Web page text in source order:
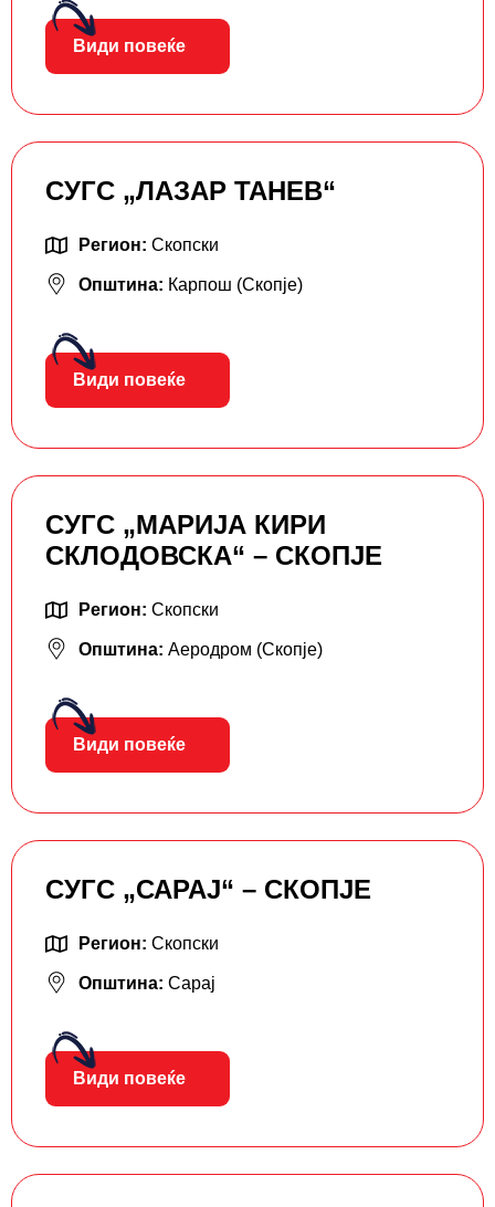
Види повеќе
СУГС „ЛАЗАР ТАНЕВ“
Регион: Скопски
Општина: Карпош (Скопје)
Види повеќе
СУГС „МАРИЈА КИРИ
СКЛОДОВСКА“ – СКОПЈЕ
Регион: Скопски
Општина: Аеродром (Скопје)
Види повеќе
СУГС „САРАЈ“ – СКОПЈЕ
Регион: Скопски
Општина: Сарај
Види повеќе